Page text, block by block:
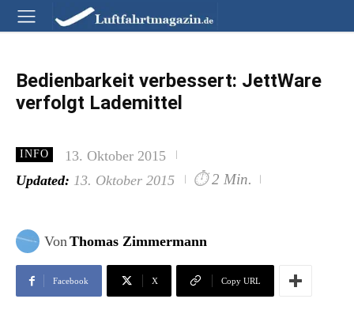
Bedienbarkeit verbessert: JettWare
verfolgt Lademittel
INFO
13. Oktober 2015
Updated: 13. Oktober 2015 ⏱ 2 Min.
VonThomas Zimmermann
Facebook X Copy URL